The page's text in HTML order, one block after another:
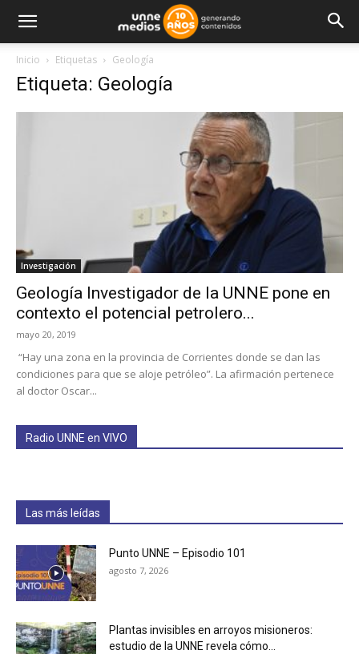
Inicio Etiquetas Geología
Etiqueta: Geología
Investigación
Geología Investigador de la UNNE pone en
contexto el potencial petrolero...
mayo 20, 2019
“Hay una zona en la provincia de Corrientes donde se dan las
condiciones para que se aloje petróleo”. La afirmación pertenece
al doctor Oscar...
Radio UNNE en VIVO
Las más leídas
Punto UNNE – Episodio 101
agosto 7, 2026
Plantas invisibles en arroyos misioneros:
estudio de la UNNE revela cómo...